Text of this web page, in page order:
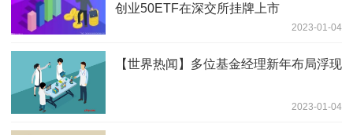
创业50ETF在深交所挂牌上市
2023-01-04
【世界热闻】多位基金经理新年布局浮现
2023-01-04